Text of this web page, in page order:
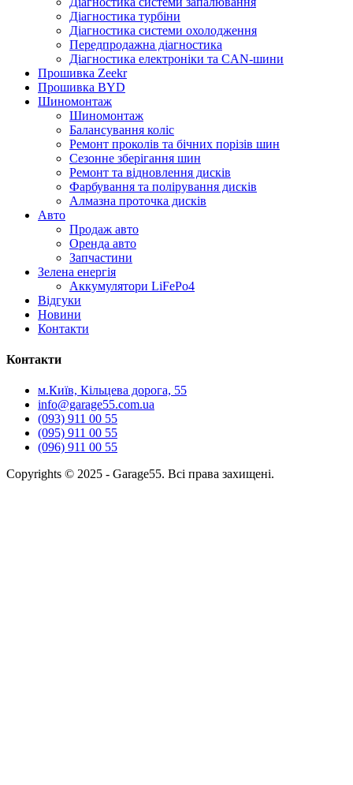
Діагностика турбіни
Діагностика системи охолодження
Передпродажна діагностика
Діагностика електроніки та CAN-шини
Прошивка Zeekr
Прошивка BYD
Шиномонтаж
Шиномонтаж
Балансування коліс
Ремонт проколів та бічних порізів шин
Сезонне зберігання шин
Ремонт та відновлення дисків
Фарбування та полірування дисків
Алмазна проточка дисків
Авто
Продаж авто
Оренда авто
Запчастини
Зелена енергія
Аккумулятори LiFePo4
Відгуки
Новини
Контакти
Контакти
м.Київ, Кільцева дорога, 55
info@garage55.com.ua
(093) 911 00 55
(095) 911 00 55
(096) 911 00 55
Copyrights © 2025 - Garage55. Всі права захищені.